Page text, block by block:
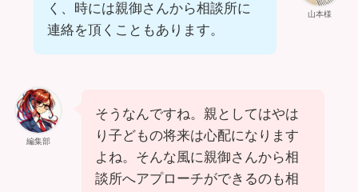
山本様
く、時には親御さんから相談所に
連絡を頂くこともあります。
編集部
そうなんですね。親としてはやは
り子どもの将来は心配になります
よね。そんな風に親御さんから相
談所へアプローチができるのも相